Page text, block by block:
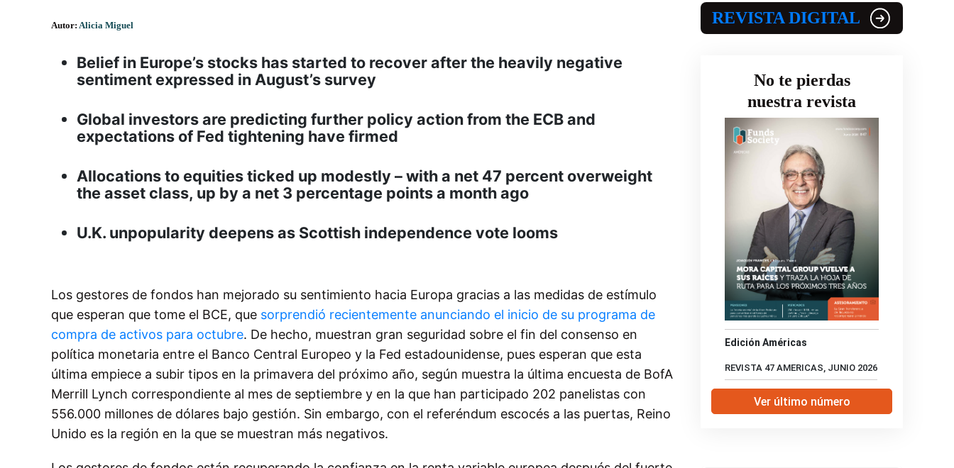
Autor: Alicia Miguel
Belief in Europe’s stocks has started to recover after the heavily negative
sentiment expressed in August’s survey
Global investors are predicting further policy action from the ECB and
expectations of Fed tightening have firmed
Allocations to equities ticked up modestly – with a net 47 percent overweight
the asset class, up by a net 3 percentage points a month ago
U.K. unpopularity deepens as Scottish independence vote looms
Los gestores de fondos han mejorado su sentimiento hacia Europa gracias a las medidas de estímulo
que esperan que tome el BCE, que sorprendió recientemente anunciando el inicio de su programa de
compra de activos para octubre. De hecho, muestran gran seguridad sobre el fin del consenso en
política monetaria entre el Banco Central Europeo y la Fed estadounidense, pues esperan que esta
última empiece a subir tipos en la primavera del próximo año, según muestra la última encuesta de BofA
Merrill Lynch correspondiente al mes de septiembre y en la que han participado 202 panelistas con
556.000 millones de dólares bajo gestión. Sin embargo, con el referéndum escocés a las puertas, Reino
Unido es la región en la que se muestran más negativos.
REVISTA DIGITAL
No te pierdas
nuestra revista
Edición Américas
REVISTA 47 AMERICAS, JUNIO 2026
Ver último número